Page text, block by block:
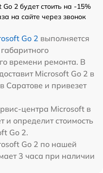
2 будет стоить на -15%
на сайте через звонок
Go 2 выполняется
времени ремонта. В
Microsoft Go 2 в
Саратове и привезет
центра Microsoft в
и определит стоимость
Go 2.
Go 2 по нашей
3 часа при наличии